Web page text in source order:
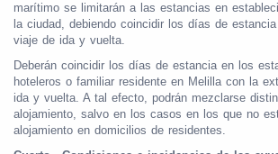
marítimo se limitarán a las estancias en
la ciudad, debiendo coincidir los días de
viaje de ida y vuelta.
Deberán coincidir los días de estancia en los
hoteleros o familiar residente en Melilla con la
ida y vuelta. A tal efecto, podrán mezclarse
alojamiento, salvo en los casos en los que no
alojamiento en domicilios de residentes.